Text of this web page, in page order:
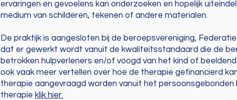
ervaringen en gevoelens kan onderzoeken en hopelijk
medium van schilderen, tekenen of andere materialen.
De praktijk is aangesloten bij de beroepsvereniging,
dat er gewerkt wordt vanuit de kwaliteitsstandaard die de
betrokken hulpverleners en/of voogd van het kind of
ook vaak meer vertellen over hoe de therapie gefinancierd
therapie aangevraagd worden vanuit het
therapie klik hier.